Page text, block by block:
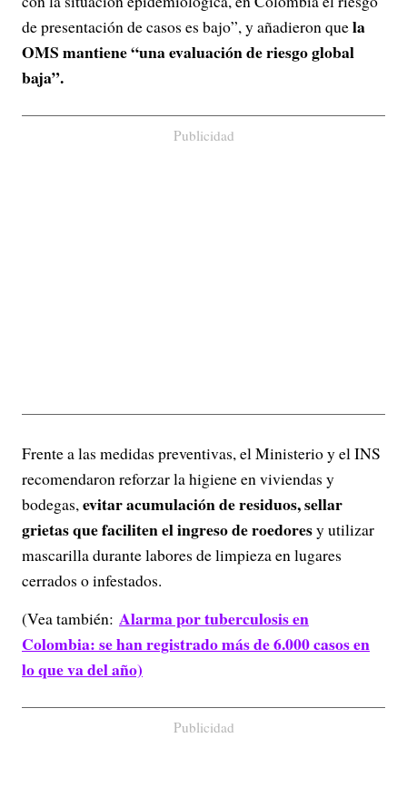
de presentación de casos es bajo”, y añadieron quela
OMS mantiene “una evaluación de riesgo global
baja”.
Publicidad
Frente a las medidas preventivas, el Ministerio y el INS
recomendaron reforzar la higiene en viviendas y
bodegas,evitar acumulación de residuos, sellar
grietas que faciliten el ingreso de roedoresy utilizar
mascarilla durante labores de limpieza en lugares
cerrados o infestados.
(Vea también: Alarma por tuberculosis en
Colombia: se han registrado más de 6.000 casos en
lo que va del año)
Publicidad